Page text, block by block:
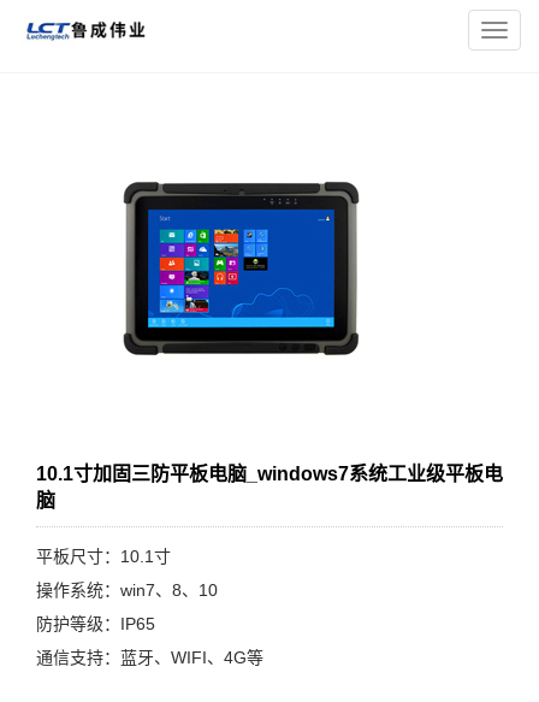
导
航
您的位置：主页
> 10.1
10.1寸加固三防平板电脑_windows7系统工业级平板电
脑
平板尺寸：10.1寸
操作系统：win7、8、10
防护等级：IP65
通信支持：蓝牙、WIFI、4G等